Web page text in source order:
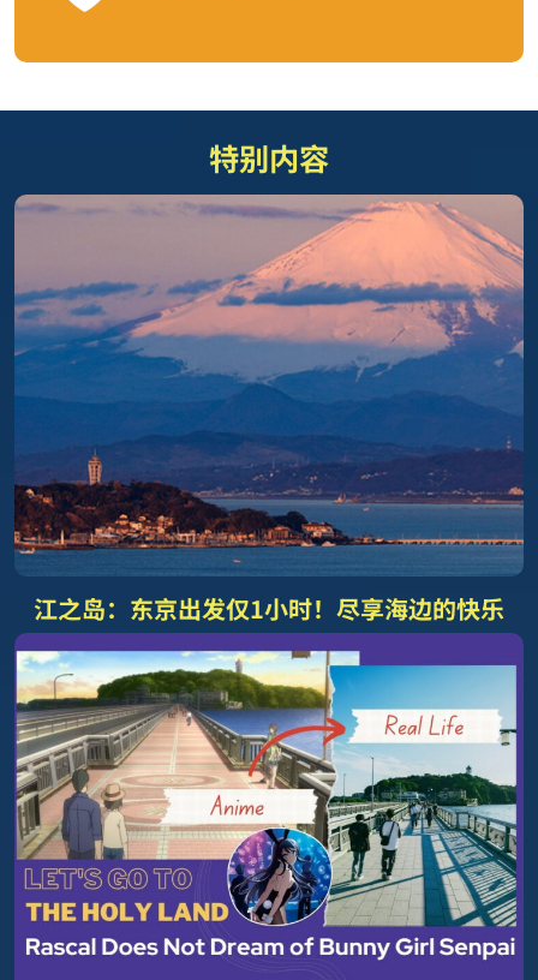
特别内容
江之岛：东京出发仅1小时！尽享海边的快乐